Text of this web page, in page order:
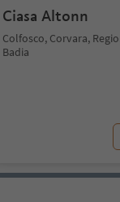
Ciasa Altonn
Colfosco, Corvara,
Badia